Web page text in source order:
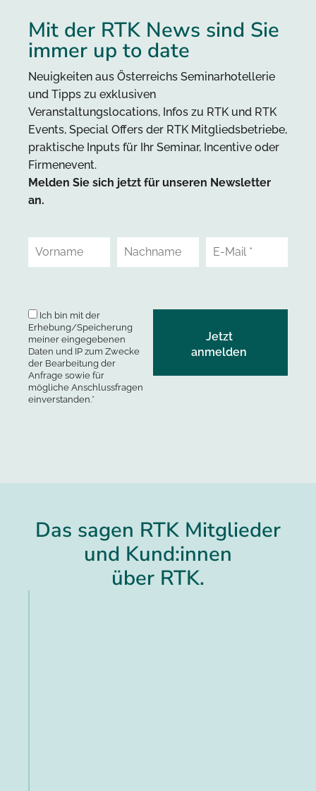
Mit der RTK News sind Sie
immer up to date
Neuigkeiten aus Österreichs Seminarhotellerie
und Tipps zu exklusiven
Veranstaltungslocations, Infos zu RTK und RTK
Events, Special Offers der RTK Mitgliedsbetriebe,
praktische Inputs für Ihr Seminar, Incentive oder
Firmenevent.
Melden Sie sich jetzt für unseren Newsletter
an.
Ich bin mit der
Erhebung/Speicherung
meiner eingegebenen
Daten und IP zum Zwecke
der Bearbeitung der
Anfrage sowie für
mögliche Anschlussfragen
einverstanden.*
Das sagen RTK Mitglieder
und Kund:innen
über RTK.